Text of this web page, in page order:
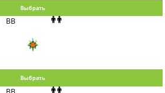
Выбрать
BB
Выбрать